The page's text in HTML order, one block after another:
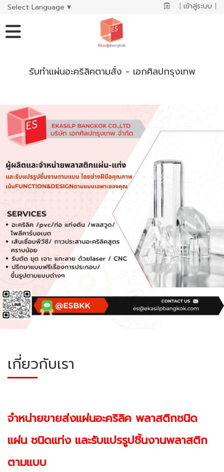
Select Language ▼ | เข้าสู่ระบบ |
รับทำแผ่นอะคริลิคตามสั่ง - เอกศิลปกรุงเทพ
เกี่ยวกับเรา
จำหน่ายขายส่งแผ่นอะคริลิค พลาสติกชนิด
แผ่น ชนิดแท่ง และรับแปรรูปชิ้นงานพลาสติก
ตามแบบ